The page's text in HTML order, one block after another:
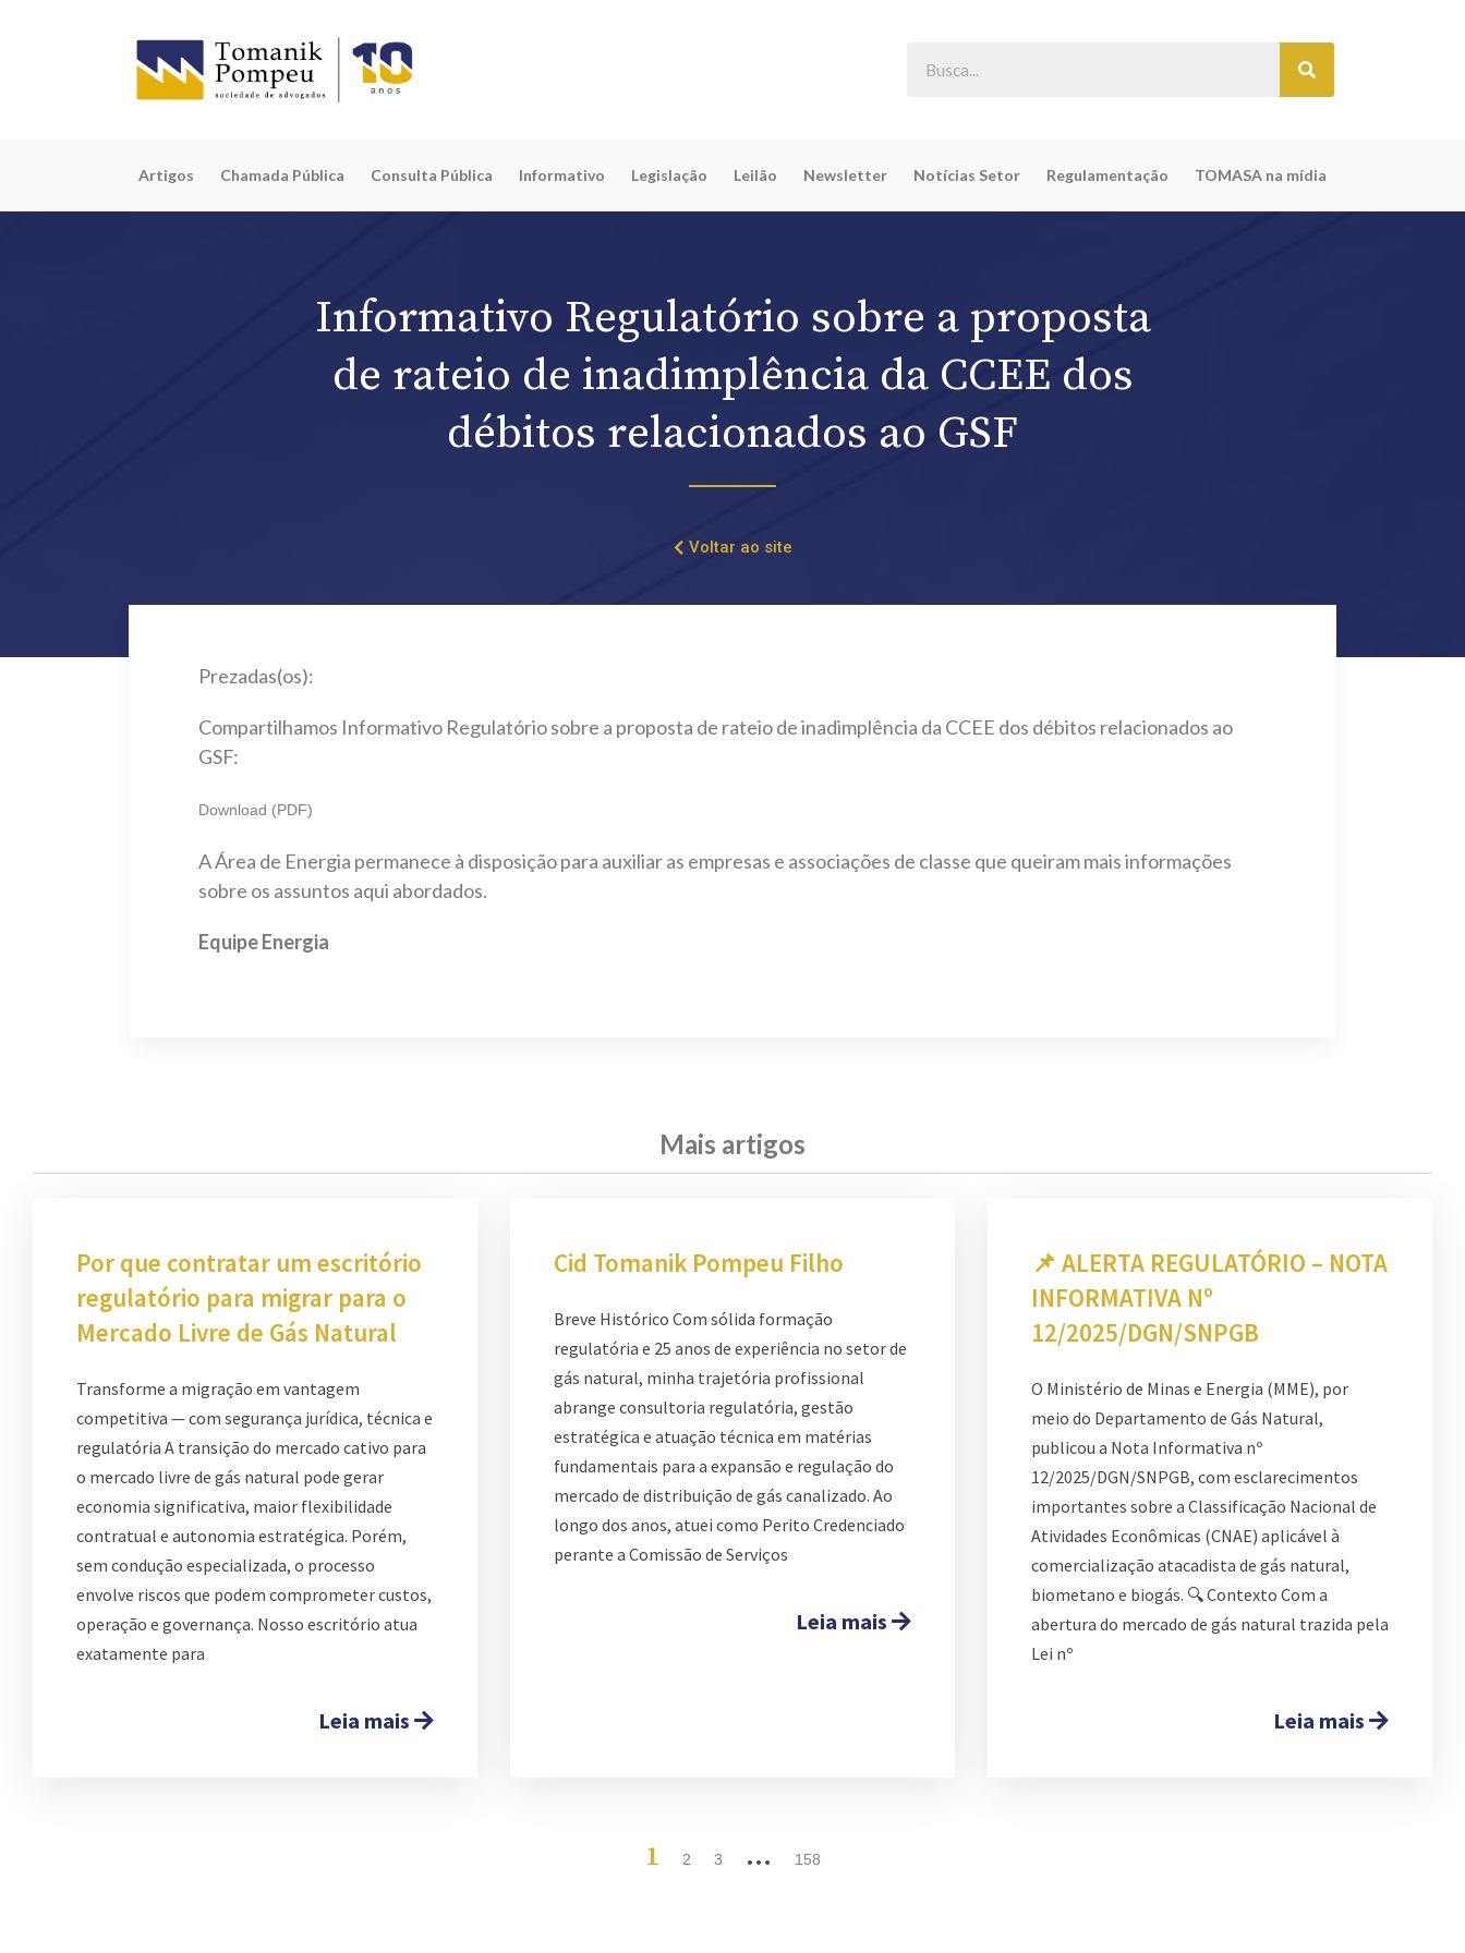
Artigos Chamada Pública Consulta Pública Informativo Legislação Leilão Newsletter Notícias Setor Regulamentação TOMASA na mídia
Informativo Regulatório sobre a proposta
de rateio de inadimplência da CCEE dos
débitos relacionados ao GSF
Voltar ao site
Prezadas(os):
Compartilhamos Informativo Regulatório sobre a proposta de rateio de inadimplência da CCEE dos débitos relacionados ao
GSF:
Download (PDF)
A Área de Energia permanece à disposição para auxiliar as empresas e associações de classe que queiram mais informações
sobre os assuntos aqui abordados.
Equipe Energia
Mais artigos
Por que contratar um escritório
regulatório para migrar para o
Mercado Livre de Gás Natural
Transforme a migração em vantagem
competitiva — com segurança jurídica, técnica e
regulatória A transição do mercado cativo para
o mercado livre de gás natural pode gerar
economia significativa, maior flexibilidade
contratual e autonomia estratégica. Porém,
sem condução especializada, o processo
envolve riscos que podem comprometer custos,
operação e governança. Nosso escritório atua
exatamente para
Leia mais
Cid Tomanik Pompeu Filho
Breve Histórico Com sólida formação
regulatória e 25 anos de experiência no setor de
gás natural, minha trajetória profissional
abrange consultoria regulatória, gestão
estratégica e atuação técnica em matérias
fundamentais para a expansão e regulação do
mercado de distribuição de gás canalizado. Ao
longo dos anos, atuei como Perito Credenciado
perante a Comissão de Serviços
Leia mais
📌 ALERTA REGULATÓRIO – NOTA
INFORMATIVA Nº
12/2025/DGN/SNPGB
O Ministério de Minas e Energia (MME), por
meio do Departamento de Gás Natural,
publicou a Nota Informativa nº
12/2025/DGN/SNPGB, com esclarecimentos
importantes sobre a Classificação Nacional de
Atividades Econômicas (CNAE) aplicável à
comercialização atacadista de gás natural,
biometano e biogás. 🔍 Contexto Com a
abertura do mercado de gás natural trazida pela
Lei nº
Leia mais
1 2 3 … 158